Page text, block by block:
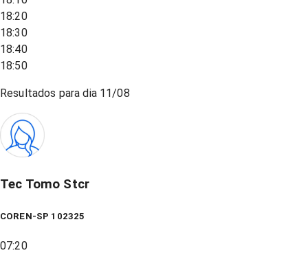
18:20
18:30
18:40
18:50
Resultados para dia 11/08
Tec Tomo Stcr
COREN-SP 102325
07:20